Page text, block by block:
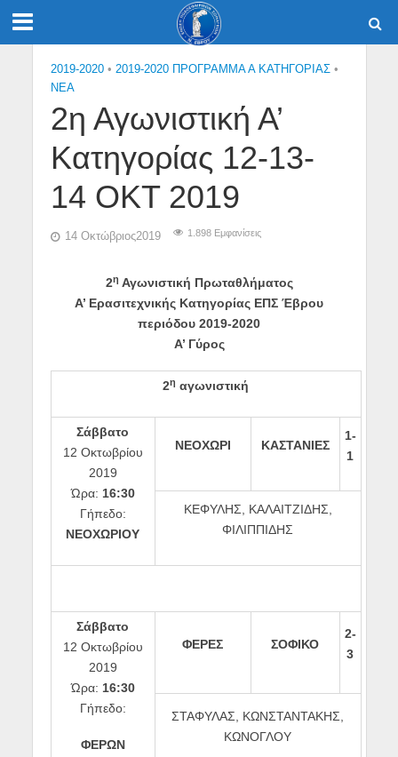
2019-2020 • 2019-2020 ΠΡΟΓΡΑΜΜΑ Α ΚΑΤΗΓΟΡΙΑΣ •
NEA
2η Αγωνιστική Α’
Κατηγορίας 12-13-
14 ΟΚΤ 2019
14 Οκτώβριος2019 1.898 Εμφανίσεις
2η Αγωνιστική Πρωταθλήματος
Α’ Ερασιτεχνικής Κατηγορίας ΕΠΣ Έβρου
περιόδου 2019-2020
Α’ Γύρος
2η αγωνιστική
Σάββατο
12 Οκτωβρίου
2019
Ώρα: 16:30
Γήπεδο:
ΝΕΟΧΩΡΙΟΥ
ΝΕΟΧΩΡΙ ΚΑΣΤΑΝΙΕΣ
1-
1
ΚΕΦΥΛΗΣ, ΚΑΛΑΙΤΖΙΔΗΣ,
ΦΙΛΙΠΠΙΔΗΣ
Σάββατο
12 Οκτωβρίου
2019
Ώρα: 16:30
Γήπεδο:
ΦΕΡΩΝ
ΦΕΡΕΣ ΣΟΦΙΚΟ
2-
3
ΣΤΑΦΥΛΑΣ, ΚΩΝΣΤΑΝΤΑΚΗΣ,
ΚΩΝΟΓΛΟΥ